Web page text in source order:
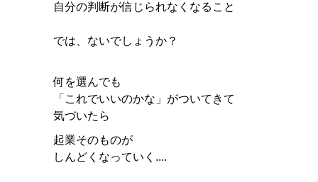
自分の判断が信じられなくなること
では、ないでしょうか？
何を選んでも
「これでいいのかな」がついてきて
気づいたら
起業そのものが
しんどくなっていく....